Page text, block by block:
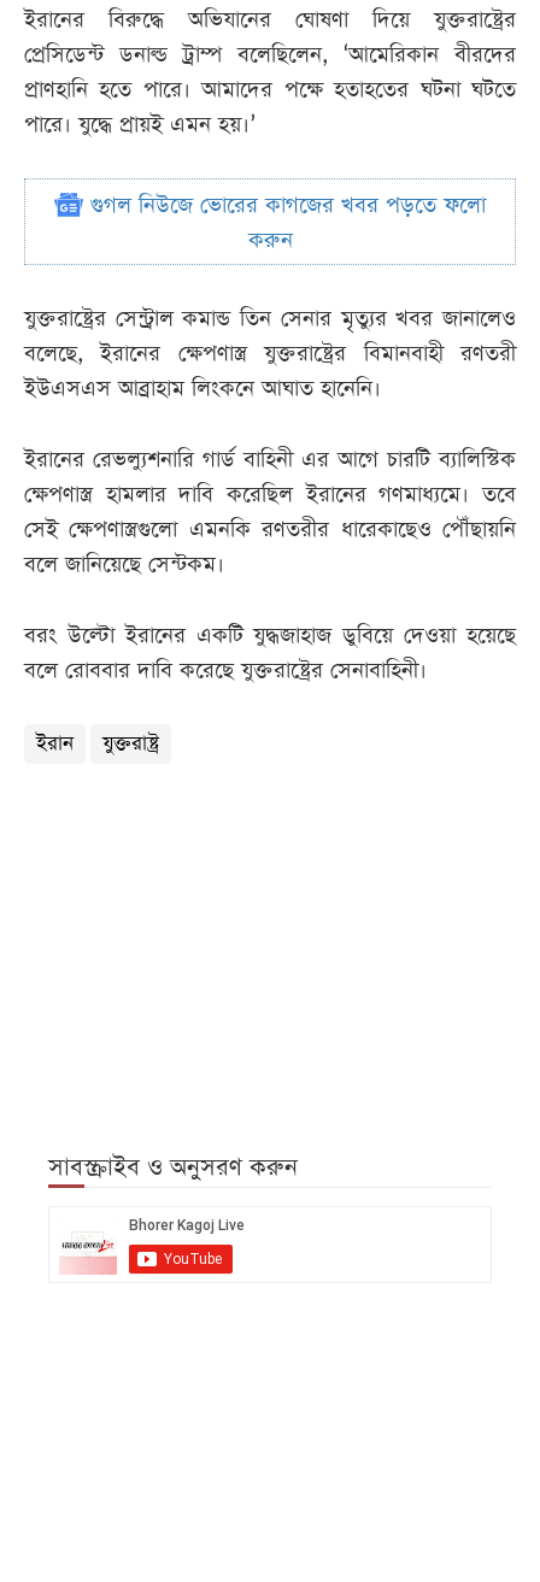
ইরানের বিরুদ্ধে অভিযানের ঘোষণা দিয়ে যুক্তরাষ্ট্রের
প্রেসিডেন্ট ডনাল্ড ট্রাম্প বলেছিলেন, ‘আমেরিকান বীরদের
প্রাণহানি হতে পারে। আমাদের পক্ষে হতাহতের ঘটনা ঘটতে
পারে। যুদ্ধে প্রায়ই এমন হয়।’
গুগল নিউজে ভোরের কাগজের খবর পড়তে ফলো
করুন
যুক্তরাষ্ট্রের সেন্ট্রাল কমান্ড তিন সেনার মৃত্যুর খবর জানালেও
বলেছে, ইরানের ক্ষেপণাস্ত্র যুক্তরাষ্ট্রের বিমানবাহী রণতরী
ইউএসএস আব্রাহাম লিংকনে আঘাত হানেনি।
ইরানের রেভল্যুশনারি গার্ড বাহিনী এর আগে চারটি ব্যালিস্টিক
ক্ষেপণাস্ত্র হামলার দাবি করেছিল ইরানের গণমাধ্যমে। তবে
সেই ক্ষেপণাস্ত্রগুলো এমনকি রণতরীর ধারেকাছেও পৌঁছায়নি
বলে জানিয়েছে সেন্টকম।
বরং উল্টো ইরানের একটি যুদ্ধজাহাজ ডুবিয়ে দেওয়া হয়েছে
বলে রোববার দাবি করেছে যুক্তরাষ্ট্রের সেনাবাহিনী।
ইরান যুক্তরাষ্ট্র
সাবস্ক্রাইব ও অনুসরণ করুন